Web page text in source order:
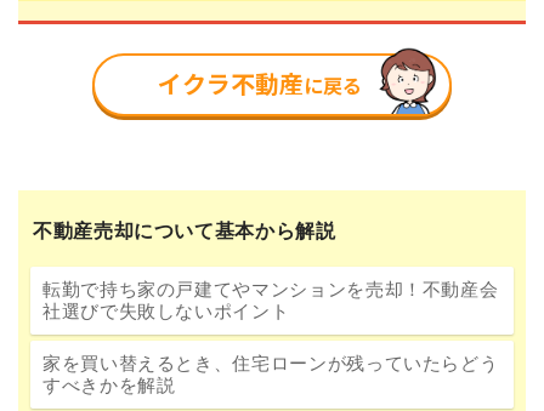
不動産売却について基本から解説
転勤で持ち家の戸建てやマンションを売却！不動産会
社選びで失敗しないポイント
家を買い替えるとき、住宅ローンが残っていたらどう
すべきかを解説